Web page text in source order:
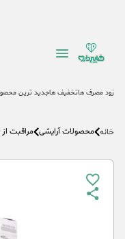
زود مصرف هاتخفیف هاجدید ترین
خانه محصولات آرایشی مراقبت